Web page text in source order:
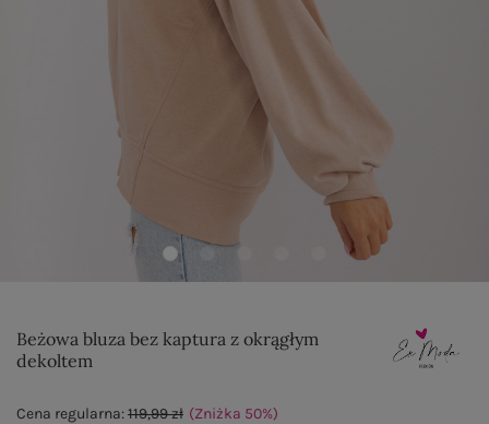
Beżowa bluza bez kaptura z okrągłym
dekoltem
Cena regularna:119,99 zł (Zniżka 50%)